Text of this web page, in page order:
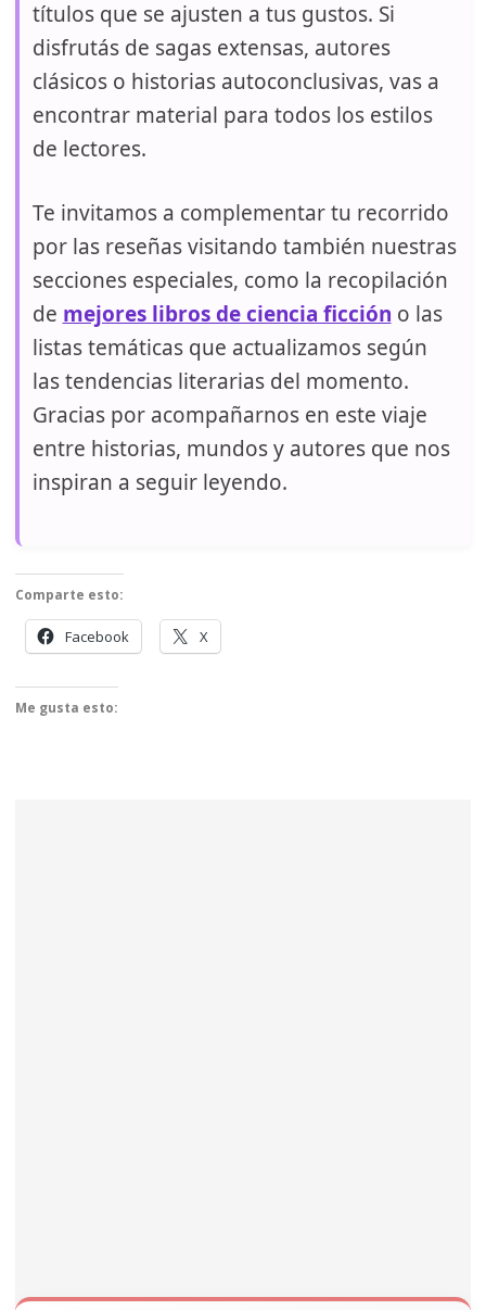
títulos que se ajusten a tus gustos. Si
disfrutás de sagas extensas, autores
clásicos o historias autoconclusivas, vas a
encontrar material para todos los estilos
de lectores.
Te invitamos a complementar tu recorrido
por las reseñas visitando también nuestras
secciones especiales, como la recopilación
de mejores libros de ciencia ficción o las
listas temáticas que actualizamos según
las tendencias literarias del momento.
Gracias por acompañarnos en este viaje
entre historias, mundos y autores que nos
inspiran a seguir leyendo.
Comparte esto:
Facebook X
Me gusta esto: